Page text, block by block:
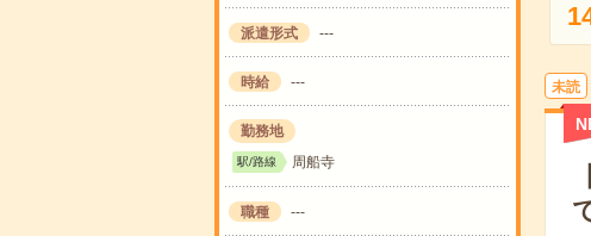
派遣形式 ---
時給 ---
勤務地
駅/路線 周船寺
職種 ---
未読